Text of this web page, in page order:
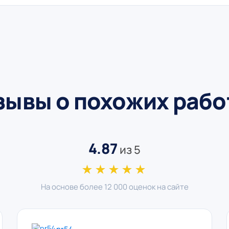
о похожих
4.87 из 5
★★★★★
На основе более 12 000 оценок на сайте